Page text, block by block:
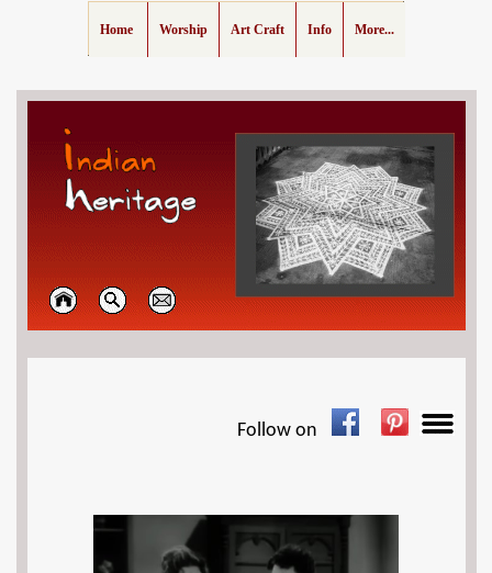
Home Worship Art Craft Info More...
Follow on